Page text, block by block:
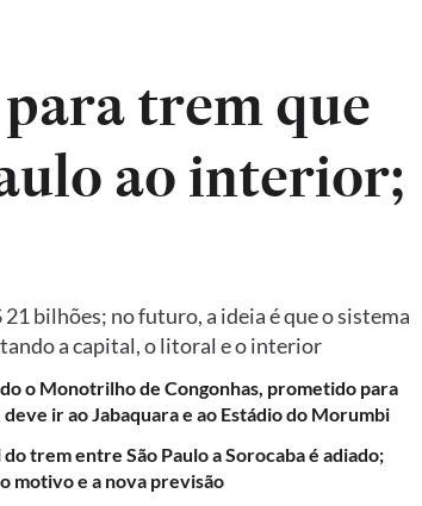
trem que
ao interior;
bilhões; no futuro, a ideia é que o sistema
a capital, o litoral e o interior
o Monotrilho de Congonhas, prometido para
deve ir ao Jabaquara e ao Estádio do Morumbi
do trem entre São Paulo a Sorocaba é adiado;
motivo e a nova previsão